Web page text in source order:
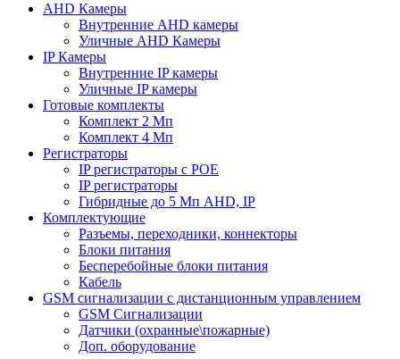
AHD Камеры
Внутренние AHD камеры
Уличные AHD Камеры
IP Камеры
Внутренние IP камеры
Уличные IP камеры
Готовые комплекты
Комплект 2 Мп
Комплект 4 Мп
Регистраторы
IP регистраторы с POE
IP регистраторы
Гибридные до 5 Мп AHD, IP
Комплектующие
Разъемы, переходники, коннекторы
Блоки питания
Бесперебойные блоки питания
Кабель
GSM cигнализации c дистанционным управлением
GSM Сигнализации
Датчики (охранные\пожарные)
Доп. оборудование